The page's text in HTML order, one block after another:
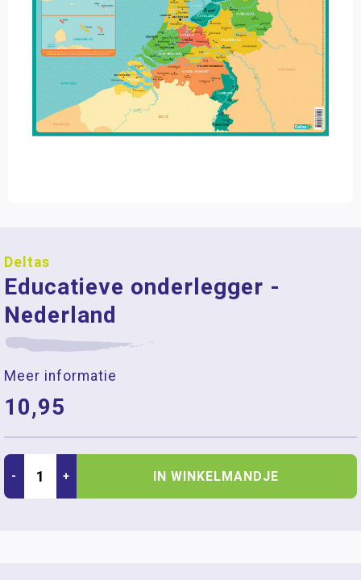
Deltas
Educatieve onderlegger -
Nederland
Meer informatie
10,95
- + IN WINKELMANDJE